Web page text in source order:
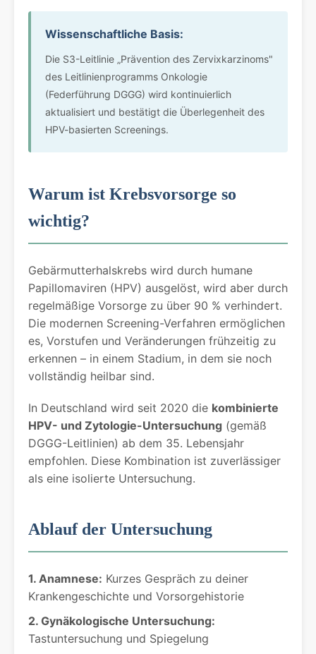
Wissenschaftliche Basis:
Die S3-Leitlinie „Prävention des Zervixkarzinoms"
des Leitlinienprogramms Onkologie
(Federführung DGGG) wird kontinuierlich
aktualisiert und bestätigt die Überlegenheit des
HPV-basierten Screenings.
Warum ist Krebsvorsorge so
wichtig?
Gebärmutterhalskrebs wird durch humane
Papillomaviren (HPV) ausgelöst, wird aber durch
regelmäßige Vorsorge zu über 90 % verhindert.
Die modernen Screening-Verfahren ermöglichen
es, Vorstufen und Veränderungen frühzeitig zu
erkennen – in einem Stadium, in dem sie noch
vollständig heilbar sind.
In Deutschland wird seit 2020 die kombinierte
HPV- und Zytologie-Untersuchung (gemäß
DGGG-Leitlinien) ab dem 35. Lebensjahr
empfohlen. Diese Kombination ist zuverlässiger
als eine isolierte Untersuchung.
Ablauf der Untersuchung
1. Anamnese: Kurzes Gespräch zu deiner
Krankengeschichte und Vorsorgehistorie
2. Gynäkologische Untersuchung:
Tastuntersuchung und Spiegelung